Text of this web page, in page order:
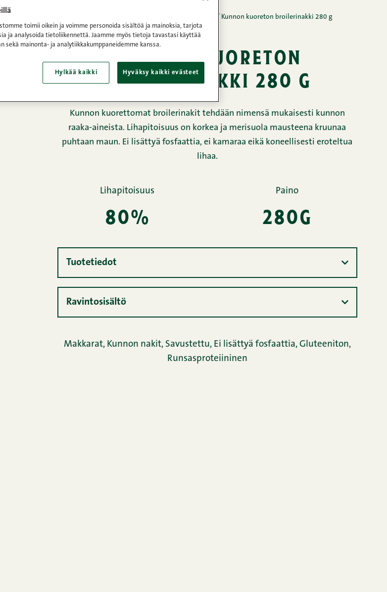
Kunnon kuoreton broilerinakki 280 g
kunnon kuoreton
broilerinakki 280 g
Kunnon kuorettomat broilerinakit tehdään nimensä mukaisesti kunnon
raaka-aineista. Lihapitoisuus on korkea ja merisuola mausteena kruunaa
puhtaan maun. Ei lisättyä fosfaattia, ei kamaraa eikä koneellisesti eroteltua
lihaa.
Lihapitoisuus
80%
Paino
280g
Tuotetiedot
Ravintosisältö
Makkarat, Kunnon nakit, Savustettu, Ei lisättyä fosfaattia, Gluteeniton,
Runsasproteiininen
toimii oikein ja voimme personoida sisältöä ja mainoksia, tarjota
ja analysoida tietoliikennettä. Jaamme myös tietoja tavastasi käyttää
sekä mainonta- ja analytiikkakumppaneidemme kanssa.
Hylkää kaikki Hyväksy kaikki evästeet